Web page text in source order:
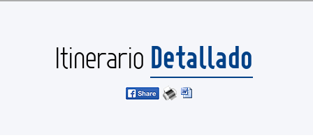
Itinerario Detallado